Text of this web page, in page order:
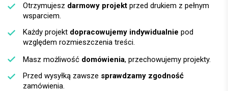
Otrzymujesz darmowy projekt przed drukiem z pełnym
wsparciem.
Każdy projekt dopracowujemy indywidualnie pod
względem rozmieszczenia treści.
Masz możliwość domówienia, przechowujemy projekty.
Przed wysyłką zawsze sprawdzamy zgodność
zamówienia.